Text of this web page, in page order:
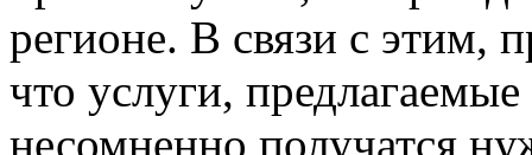
регионе. В связи с этим,
что услуги,
несомненно получатся